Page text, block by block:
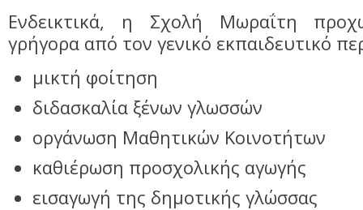
Ενδεικτικά, η Σχολή Mωραΐτη
γρήγορα από τον γενικό εκπαιδευτικό
μικτή φοίτηση
διδασκαλία ξένων γλωσσών
οργάνωση Mαθητικών Kοινοτήτων
καθιέρωση προσχολικής αγωγής
εισαγωγή της δημοτικής γλώσσας